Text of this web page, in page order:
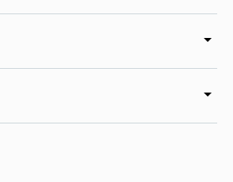
arrow_drop_down
arrow_drop_down